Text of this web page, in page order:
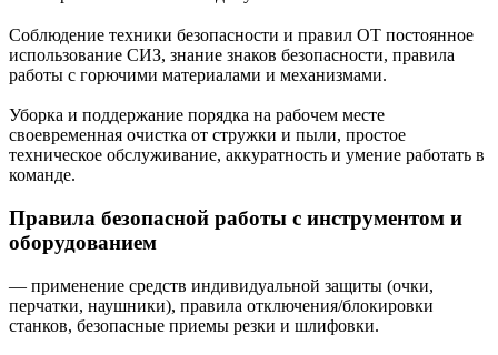
Соблюдение техники безопасности и правил ОТ постоянное
использование СИЗ, знание знаков безопасности, правила
работы с горючими материалами и механизмами.
Уборка и поддержание порядка на рабочем месте
своевременная очистка от стружки и пыли, простое
техническое обслуживание, аккуратность и умение работать в
команде.
Правила безопасной работы с инструментом и
оборудованием
— применение средств индивидуальной защиты (очки,
перчатки, наушники), правила отключения/блокировки
станков, безопасные приемы резки и шлифовки.